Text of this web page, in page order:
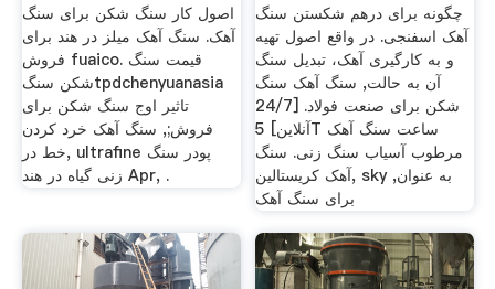
اصول کار سنگ شکن برای سنگ
آهک. سنگ آهک میلز در هند برای
فروش fuaico. قیمت سنگ
شکن سنگtpdchenyuanasia
تاثیر اوج سنگ شکن برای
فروش;, سنگ آهک خرد کردن
خط در, ultrafine پودر سنگ
زنی گیاه در هند Apr, .
چگونه برای درهم شکستن سنگ
آهک اسفنجی. در واقع اصول تهیه
و به کارگیری آهک، تبدیل سنگ
آن به حالت, سنگ آهک سنگ
شکن برای صنعت فولاد. [24/7
آنلاین] 5T ساعت سنگ آهک
مرطوب آسیاب سنگ زنی. سنگ
آهک کریستالین, sky به عنوان,
برای سنگ آهک